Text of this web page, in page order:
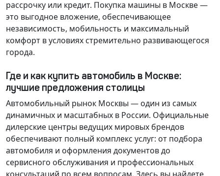
рассрочку или кредит. Покупка машины в Москве —
это выгодное вложение, обеспечивающее
независимость, мобильность и максимальный
комфорт в условиях стремительно развивающегося
города.
Где и как купить автомобиль в Москве:
лучшие предложения столицы
Автомобильный рынок Москвы — один из самых
динамичных и масштабных в России. Официальные
дилерские центры ведущих мировых брендов
обеспечивают полный комплекс услуг: от подбора
автомобиля и оформления документов до
сервисного обслуживания и профессиональных